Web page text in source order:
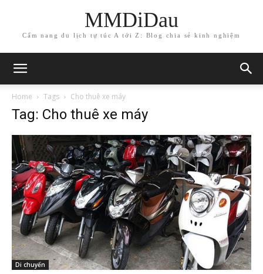
MMDiDau
Cẩm nang du lịch tự túc A tới Z: Blog chia sẻ kinh nghiệm
Home Tags Cho thuê xe máy
Tag: Cho thuê xe máy
Di chuyển